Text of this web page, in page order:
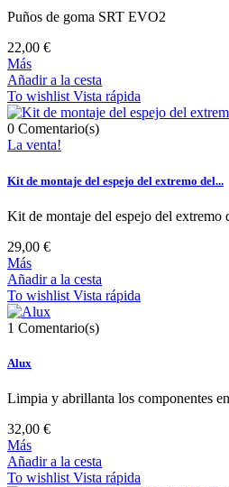
Puños de goma SRT EVO2
22,00 €
Más
Añadir a la cesta
To wishlist Vista rápida
0 Comentario(s)
La venta!
Kit de montaje del espejo del extremo del...
Kit de montaje del espejo del extremo
29,00 €
Más
Añadir a la cesta
To wishlist Vista rápida
1 Comentario(s)
Alux
Limpia y abrillanta los componentes
32,00 €
Más
Añadir a la cesta
To wishlist Vista rápida